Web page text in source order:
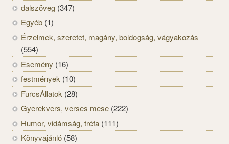
dalszöveg (347)
Egyéb (1)
Érzelmek, szeretet, magány, boldogság, vágyakozás
(554)
Esemény (16)
festmények (10)
FurcsÁllatok (28)
Gyerekvers, verses mese (222)
Humor, vidámság, tréfa (111)
Könyvajánló (58)